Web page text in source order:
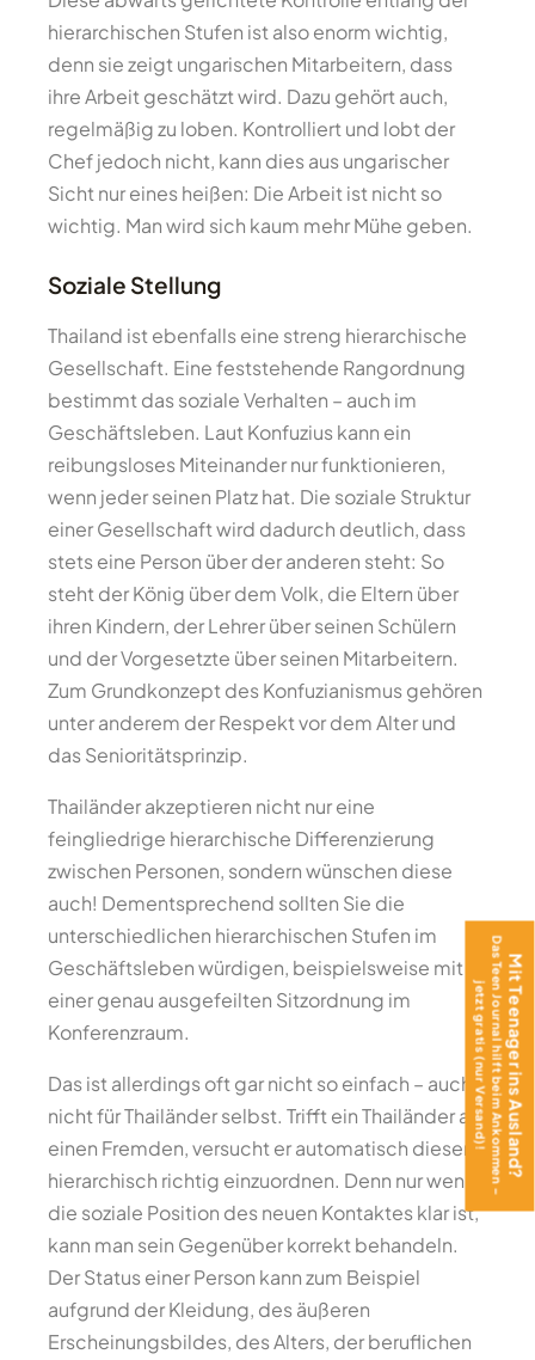
hierarchischen Stufen ist also enorm wichtig,
denn sie zeigt ungarischen Mitarbeitern, dass
ihre Arbeit geschätzt wird. Dazu gehört auch,
regelmäßig zu loben. Kontrolliert und lobt der
Chef jedoch nicht, kann dies aus ungarischer
Sicht nur eines heißen: Die Arbeit ist nicht so
wichtig. Man wird sich kaum mehr Mühe geben.
Soziale Stellung
Thailand ist ebenfalls eine streng hierarchische
Gesellschaft. Eine feststehende Rangordnung
bestimmt das soziale Verhalten – auch im
Geschäftsleben. Laut Konfuzius kann ein
reibungsloses Miteinander nur funktionieren,
wenn jeder seinen Platz hat. Die soziale Struktur
einer Gesellschaft wird dadurch deutlich, dass
stets eine Person über der anderen steht: So
steht der König über dem Volk, die Eltern über
ihren Kindern, der Lehrer über seinen Schülern
und der Vorgesetzte über seinen Mitarbeitern.
Zum Grundkonzept des Konfuzianismus gehören
unter anderem der Respekt vor dem Alter und
das Senioritätsprinzip.
Thailänder akzeptieren nicht nur eine
feingliedrige hierarchische Differenzierung
zwischen Personen, sondern wünschen diese
auch! Dementsprechend sollten Sie die
unterschiedlichen hierarchischen Stufen im
Geschäftsleben würdigen, beispielsweise mit
einer genau ausgefeilten Sitzordnung im
Konferenzraum.
Das ist allerdings oft gar nicht so einfach – auch
nicht für Thailänder selbst. Trifft ein Thailänder auf
einen Fremden, versucht er automatisch diesen
hierarchisch richtig einzuordnen. Denn nur wenn
die soziale Position des neuen Kontaktes klar ist,
kann man sein Gegenüber korrekt behandeln.
Der Status einer Person kann zum Beispiel
aufgrund der Kleidung, des äußeren
Erscheinungsbildes, des Alters, der beruflichen
Mit Teenager ins Ausland?
Das Teen Journal hilft beim Ankommen –
jetzt gratis (nur Versand)!